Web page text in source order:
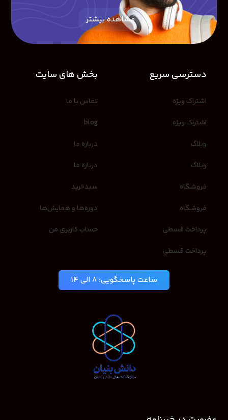
مشاهده بیشتر
دسترسی سریع
اشتراک ویژه
اشتراک ویژه
وبلاگ
وبلاگ
فروشگاه
فروشگاه
پرداخت قسطی
پرداخت قسطی
بخش های سایت
تماس با ما
blog
درباره ما
درباره ما
سبدخرید
دوره‌ها و همایش‌ها
حساب کاربری من
ساعت پاسخگویی: 8 الی 14